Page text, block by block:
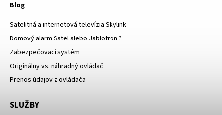
Blog
Satelitná a internetová televízia Skylink
Domový alarm Satel alebo Jablotron ?
Zabezpečovací systém
Originálny vs. náhradný ovládač
Prenos údajov z ovládača
SLUŽBY